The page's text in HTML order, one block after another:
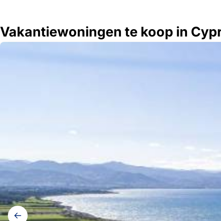
Vakantiewoningen te koop in
Galerij